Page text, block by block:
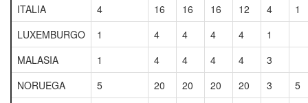
ITALIA
4 16 16 16 12 4
1
LUXEMBURGO
1 4 4 4 4
1
MALASIA
1 4 4 4 4
3
NORUEGA
5 20 20 20 20 3
5